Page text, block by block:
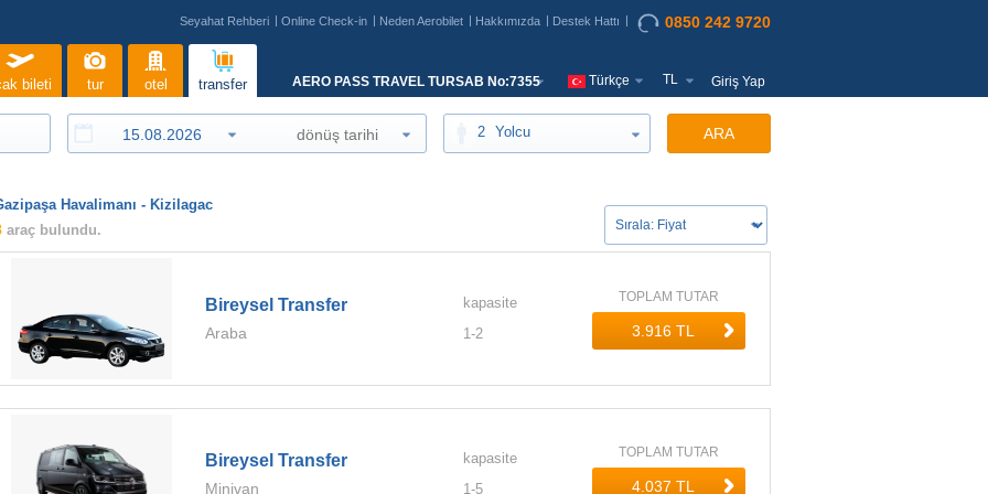
Seyahat Rehberi Online Check-in Neden Aerobilet Hakkımızda Destek Hattı 0850 242 9720
bileti tur otel transfer AERO PASS TRAVEL TURSAB No:7355 Türkçe TL Giriş Yap
2 Yolcu ARA
Havalimanı - Kizilagac
araç bulundu.
Bireysel Transfer
Araba
kapasite
1-2
TOPLAM TUTAR
Bireysel Transfer
Minivan
kapasite
1-5
TOPLAM TUTAR